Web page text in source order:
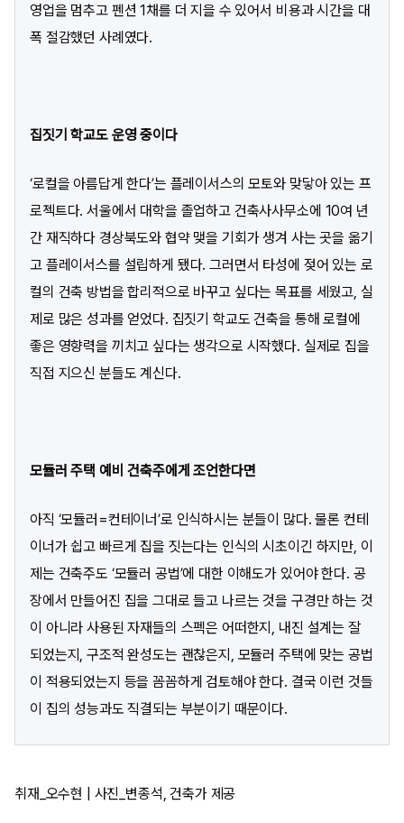
영업을 멈추고 펜션 1채를 더 지을 수 있어서 비용과 시간을 대
폭 절감했던 사례였다.
집짓기 학교도 운영 중이다
‘로컬을 아름답게 한다’는 플레이서스의 모토와 맞닿아 있는 프
로젝트다. 서울에서 대학을 졸업하고 건축사사무소에 10여 년
간 재직하다 경상북도와 협약 맺을 기회가 생겨 사는 곳을 옮기
고 플레이서스를 설립하게 됐다. 그러면서 타성에 젖어 있는 로
컬의 건축 방법을 합리적으로 바꾸고 싶다는 목표를 세웠고, 실
제로 많은 성과를 얻었다. 집짓기 학교도 건축을 통해 로컬에
좋은 영향력을 끼치고 싶다는 생각으로 시작했다. 실제로 집을
직접 지으신 분들도 계신다.
모듈러 주택 예비 건축주에게 조언한다면
아직 ‘모듈러=컨테이너’로 인식하시는 분들이 많다. 물론 컨테
이너가 쉽고 빠르게 집을 짓는다는 인식의 시초이긴 하지만, 이
제는 건축주도 ‘모듈러 공법’에 대한 이해도가 있어야 한다. 공
장에서 만들어진 집을 그대로 들고 나르는 것을 구경만 하는 것
이 아니라 사용된 자재들의 스펙은 어떠한지, 내진 설계는 잘
되었는지, 구조적 완성도는 괜찮은지, 모듈러 주택에 맞는 공법
이 적용되었는지 등을 꼼꼼하게 검토해야 한다. 결국 이런 것들
이 집의 성능과도 직결되는 부분이기 때문이다.
취재_오수현 | 사진_변종석, 건축가 제공